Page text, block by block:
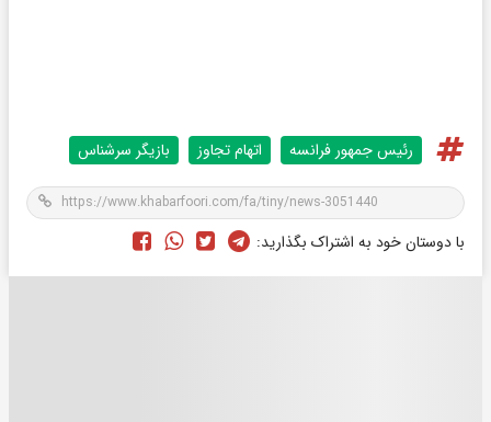
رئیس جمهور فرانسه اتهام تجاوز بازیگر سرشناس
با دوستان خود به اشتراک بگذارید: